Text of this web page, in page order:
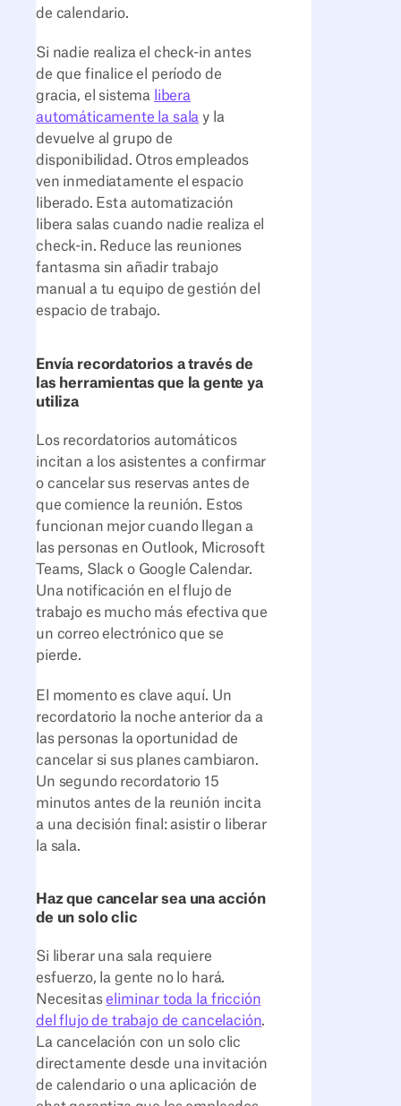
de calendario.
Si nadie realiza el check-in antes
de que finalice el período de
gracia, el sistema libera
automáticamente la sala y la
devuelve al grupo de
disponibilidad. Otros empleados
ven inmediatamente el espacio
liberado. Esta automatización
libera salas cuando nadie realiza el
check-in. Reduce las reuniones
fantasma sin añadir trabajo
manual a tu equipo de gestión del
espacio de trabajo.
Envía recordatorios a través de
las herramientas que la gente ya
utiliza
Los recordatorios automáticos
incitan a los asistentes a confirmar
o cancelar sus reservas antes de
que comience la reunión. Estos
funcionan mejor cuando llegan a
las personas en Outlook, Microsoft
Teams, Slack o Google Calendar.
Una notificación en el flujo de
trabajo es mucho más efectiva que
un correo electrónico que se
pierde.
El momento es clave aquí. Un
recordatorio la noche anterior da a
las personas la oportunidad de
cancelar si sus planes cambiaron.
Un segundo recordatorio 15
minutos antes de la reunión incita
a una decisión final: asistir o liberar
la sala.
Haz que cancelar sea una acción
de un solo clic
Si liberar una sala requiere
esfuerzo, la gente no lo hará.
Necesitaseliminar toda la fricción
del flujo de trabajo de cancelación.
La cancelación con un solo clic
directamente desde una invitación
de calendario o una aplicación de